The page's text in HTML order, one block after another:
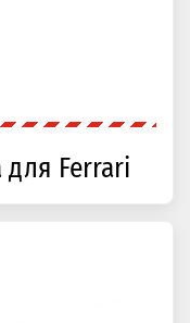
для Ferrari